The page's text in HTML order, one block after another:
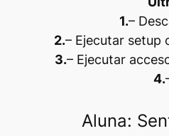
1.–
2.– Ejecutar setup
3.– Ejecutar
4.
Aluna: